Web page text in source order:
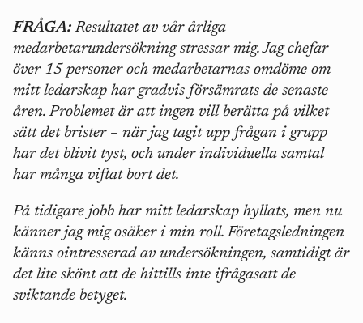
FRÅGA: Resultatet av vår årliga
medarbetarundersökning stressar mig. Jag chefar
över 15 personer och medarbetarnas omdöme om
mitt ledarskap har gradvis försämrats de senaste
åren. Problemet är att ingen vill berätta på vilket
sätt det brister – när jag tagit upp frågan i grupp
har det blivit tyst, och under individuella samtal
har många viftat bort det.
På tidigare jobb har mitt ledarskap hyllats, men nu
känner jag mig osäker i min roll. Företagsledningen
känns ointresserad av undersökningen, samtidigt är
det lite skönt att de hittills inte ifrågasatt de
sviktande betyget.